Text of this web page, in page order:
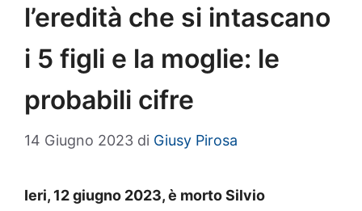
l’eredità che si intascano
i 5 figli e la moglie: le
probabili cifre
14 Giugno 2023 di Giusy Pirosa
Ieri, 12 giugno 2023, è morto Silvio